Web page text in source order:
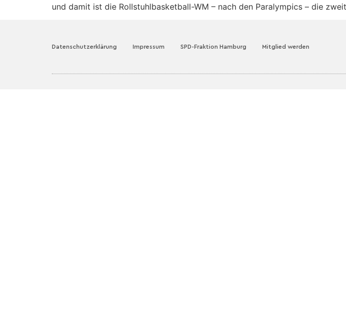
und damit ist die Rollstuhlbasketball-WM – nach den Paralympics – die
Datenschutzerklärung Impressum SPD-Fraktion Hamburg Mitglied werden